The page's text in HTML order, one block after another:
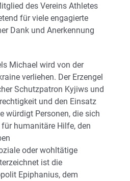
des Vereins Athletes
für viele engagierte
Dank und Anerkennung
Michael wird von der
verliehen. Der Erzengel
Schutzpatron Kyjiws und
und den Einsatz
würdigt Personen, die sich
humanitäre Hilfe, den
oder wohltätige
ist die
Epiphanius, dem